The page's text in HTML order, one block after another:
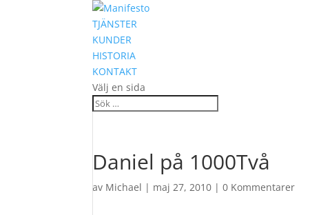
TJÄNSTER
KUNDER
HISTORIA
KONTAKT
Välj en sida
Daniel på 1000Två
av Michael | maj 27, 2010 |0 Kommentarer